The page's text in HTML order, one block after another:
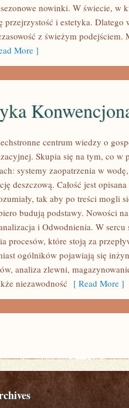
nowinki. W świecie, w
przejrzystość i estetyka. Dlatego
z świeżym
More ]
centrum wiedzy o
Skupia się na tym, co w
systemy zaopatrzenia w
deszczową. Całość jest
tak aby po treści mogli
budują podstawy. Nowości
i Odwodnienia. W sercu
procesów, które stoją za
ogólników pojawiają się
analiza zlewni,
niezawodność [ Read More ]